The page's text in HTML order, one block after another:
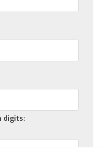
digits: